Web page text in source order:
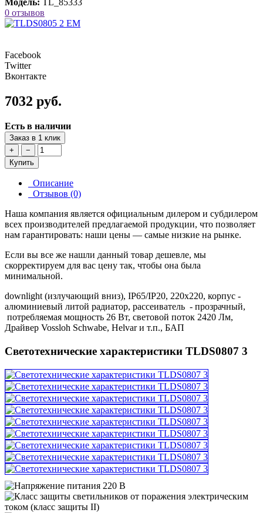
Модель: TL_85333
0 отзывов
Facebook
Twitter
Вконтакте
7032 руб.
Есть в наличии
Заказ в 1 клик
+
−
Купить
Описание
Отзывов (0)
Наша компания является официальным дилером и субдилером
всех производителей предлагаемой продукции, что позволяет
нам гарантировать: наши цены — самые низкие на рынке.
Если вы все же нашли данный товар дешевле, мы
скорректируем для вас цену так, чтобы она была
минимальной.
downlight (излучающий вниз), IP65/IP20, 220х220, корпус -
алюминиевый литой радиатор, рассеиватель - прозрачный,
потребляемая мощность 26 Вт, световой поток 2420 Лм,
Драйвер Vossloh Schwabe, Helvar и т.п., БАП
Светотехнические характеристики TLDS0807 3